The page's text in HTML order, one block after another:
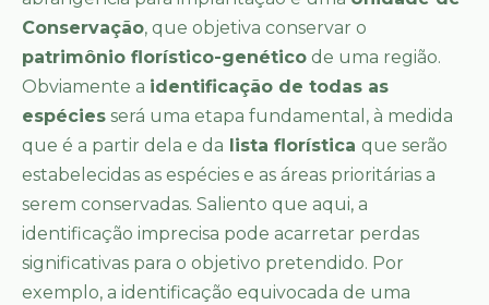
Conservação, que objetiva conservar o
patrimônio florístico-genético de uma região.
Obviamente a identificação de todas as
espécies será uma etapa fundamental, à medida
que é a partir dela e da lista florística que serão
estabelecidas as espécies e as áreas prioritárias a
serem conservadas. Saliento que aqui, a
identificação imprecisa pode acarretar perdas
significativas para o objetivo pretendido. Por
exemplo, a identificação equivocada de uma